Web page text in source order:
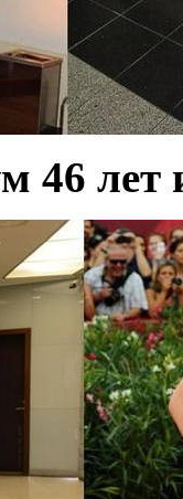
46 лет